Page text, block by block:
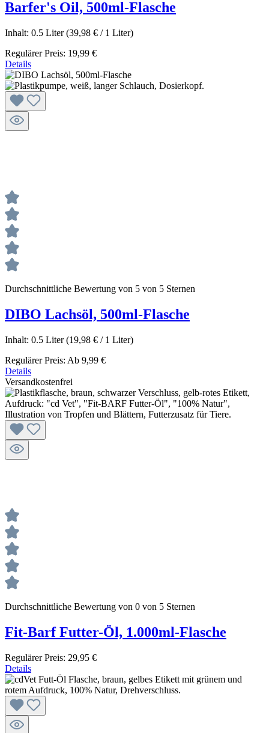
Barfer's Oil, 500ml-Flasche
Inhalt: 0.5 Liter(39,98 € / 1 Liter)
Regulärer Preis: 19,99 €
Details
Durchschnittliche Bewertung von 5 von 5 Sternen
DIBO Lachsöl, 500ml-Flasche
Inhalt: 0.5 Liter(19,98 € / 1 Liter)
Regulärer Preis: Ab 9,99 €
Details
Versandkostenfrei
Durchschnittliche Bewertung von 0 von 5 Sternen
Fit-Barf Futter-Öl, 1.000ml-Flasche
Regulärer Preis: 29,95 €
Details